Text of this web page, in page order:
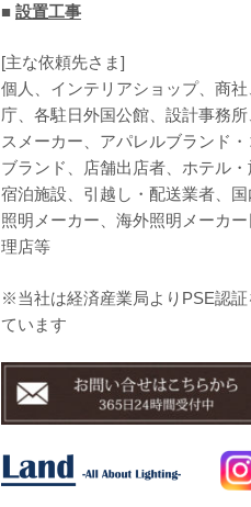
■ 設置工事
[主な依頼先さま]
個人、インテリアショップ、商社
庁、各駐日外国公館、設計事務所
スメーカー、アパレルブランド・
ブランド、店舗出店者、ホテル
宿泊施設、引越し・配送業者、
照明メーカー、海外照明メーカ
理店等
※当社は経済産業局よりPSE認証
ています